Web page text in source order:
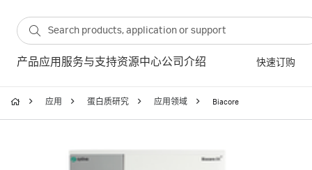
产品应用 服务与支持资源中心公司介绍 快速订购
应用 蛋白质研究 应用领域 Biacore